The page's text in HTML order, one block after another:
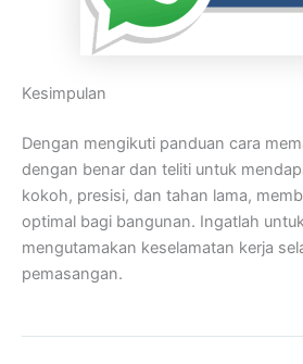
Kesimpulan
Dengan mengikuti panduan cara
dengan benar dan teliti untuk
kokoh, presisi, dan tahan lama,
optimal bagi bangunan. Ingatlah
mengutamakan keselamatan kerja
pemasangan.